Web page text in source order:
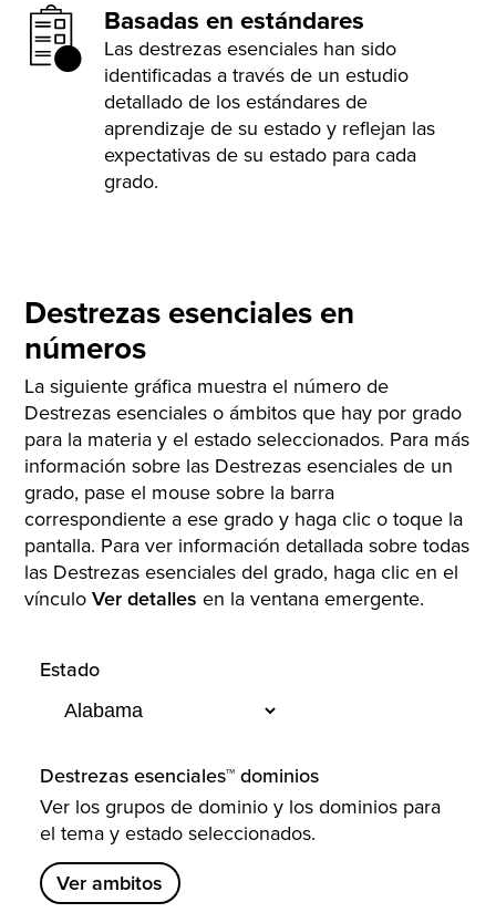
Basadas en estándares
Las destrezas esenciales han sido
identificadas a través de un estudio
detallado de los estándares de
aprendizaje de su estado y reflejan las
expectativas de su estado para cada
grado.
Destrezas esenciales en
números
La siguiente gráfica muestra el número de
Destrezas esenciales o ámbitos que hay por grado
para la materia y el estado seleccionados. Para más
información sobre las Destrezas esenciales de un
grado, pase el mouse sobre la barra
correspondiente a ese grado y haga clic o toque la
pantalla. Para ver información detallada sobre todas
las Destrezas esenciales del grado, haga clic en el
vínculoVer detalles en la ventana emergente.
Estado
Destrezas esenciales™ dominios
Ver los grupos de dominio y los dominios para
el tema y estado seleccionados.
Ver ambitos